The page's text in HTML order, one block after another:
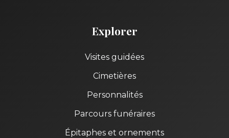
Explorer
Visites guidées
Cimetières
Personnalités
Parcours funéraires
Épitaphes et ornements